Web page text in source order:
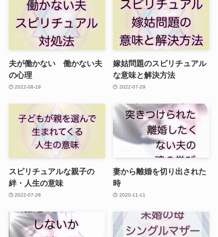
夫が働かない 働かない夫
の心理
2022-08-19
嫁姑問題のスピリチュアル
な意味と解決方法
2022-07-29
スピリチュアルな親子の
絆・人生の意味
2022-07-28
妻から離婚を切り出された
時
2020-11-11